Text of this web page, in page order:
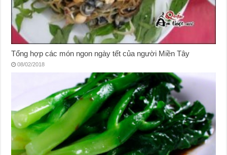
Tổng hợp các món ngon ngày tết của người Miền Tây
08/02/2018